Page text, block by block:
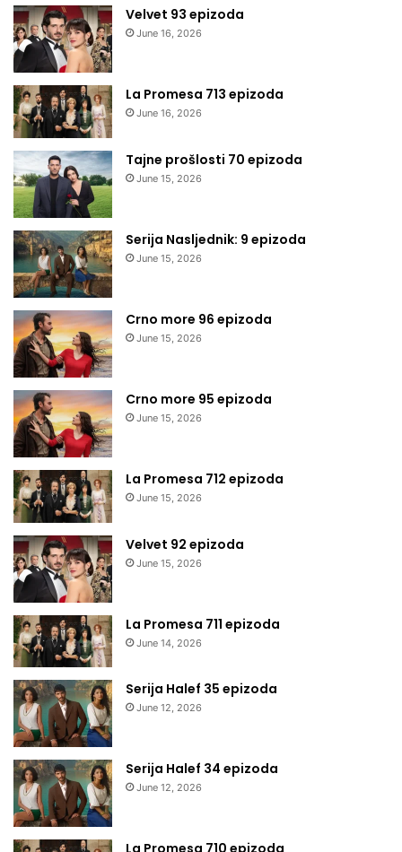
Velvet 93 epizoda
June 16, 2026
La Promesa 713 epizoda
June 16, 2026
Tajne prošlosti 70 epizoda
June 15, 2026
Serija Nasljednik: 9 epizoda
June 15, 2026
Crno more 96 epizoda
June 15, 2026
Crno more 95 epizoda
June 15, 2026
La Promesa 712 epizoda
June 15, 2026
Velvet 92 epizoda
June 15, 2026
La Promesa 711 epizoda
June 14, 2026
Serija Halef 35 epizoda
June 12, 2026
Serija Halef 34 epizoda
June 12, 2026